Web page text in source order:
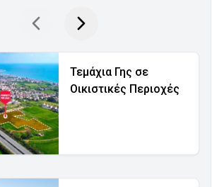
Τεμάχια Γης σε
Οικιστικές Περιοχές